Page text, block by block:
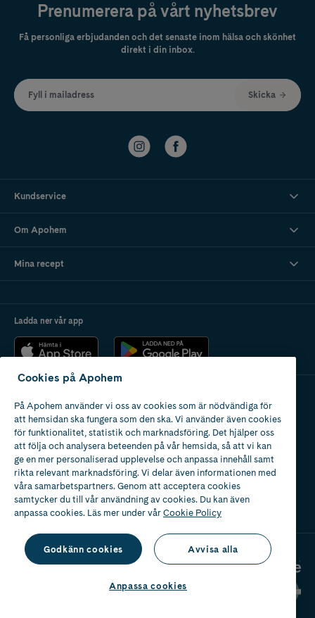
Prenumerera på vårt nyhetsbrev
Få personliga erbjudanden och det senaste inom hälsa och skönhet
direkt i din inbox.
Fyll i mailadress Skicka
Kundservice
Om Apohem
Mina recept
Ladda ner vår app
Apotek med tillstånd
av Läkemedelsverket
Cookies på Apohem
På Apohem använder vi oss av cookies som är nödvändiga för
att hemsidan ska fungera som den ska. Vi använder även cookies
för funktionalitet, statistik och marknadsföring. Det hjälper oss
att följa och analysera beteenden på vår hemsida, så att vi kan
ge en mer personaliserad upplevelse och anpassa innehåll samt
rikta relevant marknadsföring. Vi delar även informationen med
våra samarbetspartners. Genom att acceptera cookies
samtycker du till vår användning av cookies. Du kan även
anpassa cookies. Läs mer under vårCookie Policy
Godkänn cookies Avvisa alla
Anpassa cookies